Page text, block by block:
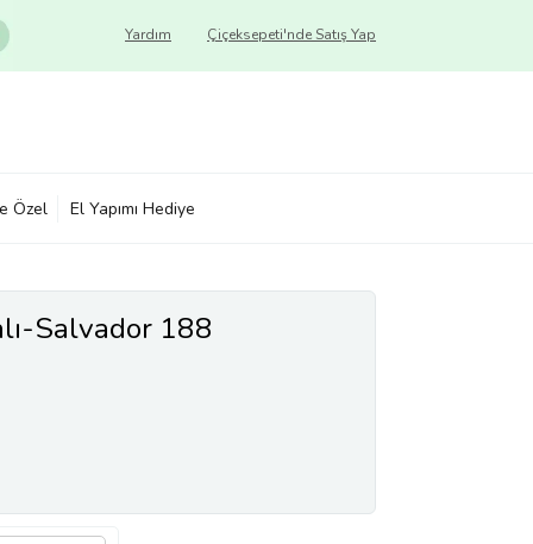
Çiçeksepeti'nde Satış Yap
Yardım
Özel El Yapımı Hediye
Salvador 188